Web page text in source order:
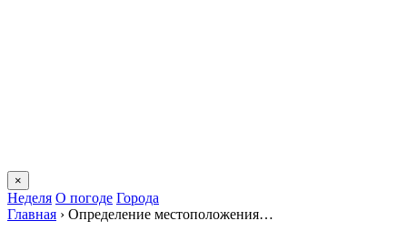
×
Неделя О погоде Города
Главная › Определение местоположения…